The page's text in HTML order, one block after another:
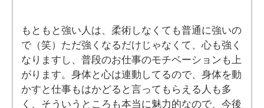
もともと強い人は、柔術しなくても普通に強いの
で（笑）ただ強くなるだけじゃなくて、心も強く
なりますし、普段のお仕事のモチベーションも上
がります。身体と心は連動してるので、身体を動
かすと仕事もはかどると言ってもらえる人も多
く、そういうところも本当に魅力的なので、今後